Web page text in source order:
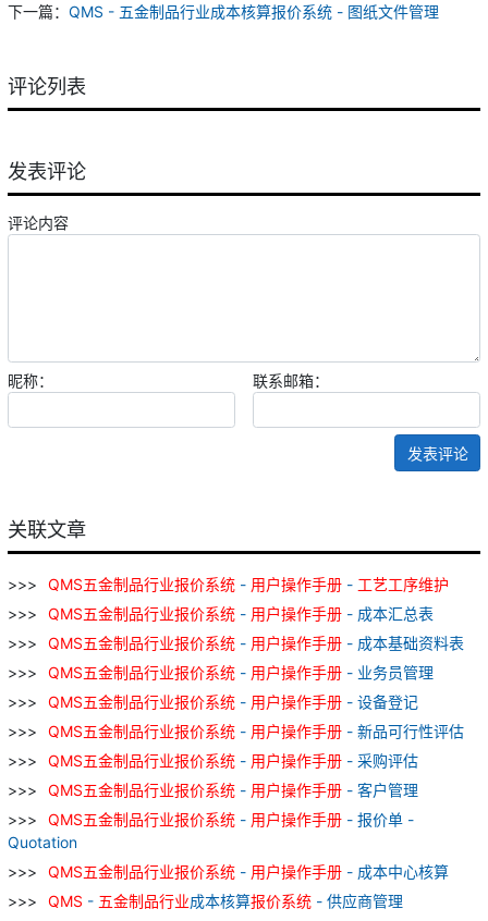
下一篇： QMS - 五金制品行业成本核算报价系统 - 图纸文件管理
评论列表
发表评论
评论内容
昵称： 联系邮箱：
发表评论
关联文章
QMS五金制品行业报价系统 - 用户操作手册 - 工艺工序维护
QMS五金制品行业报价系统 - 用户操作手册 - 成本汇总表
QMS五金制品行业报价系统 - 用户操作手册 - 成本基础资料表
QMS五金制品行业报价系统 - 用户操作手册 - 业务员管理
QMS五金制品行业报价系统 - 用户操作手册 - 设备登记
QMS五金制品行业报价系统 - 用户操作手册 - 新品可行性评估
QMS五金制品行业报价系统 - 用户操作手册 - 采购评估
QMS五金制品行业报价系统 - 用户操作手册 - 客户管理
QMS五金制品行业报价系统 - 用户操作手册 - 报价单 -
Quotation
QMS五金制品行业报价系统 - 用户操作手册 - 成本中心核算
QMS - 五金制品行业成本核算报价系统 - 供应商管理